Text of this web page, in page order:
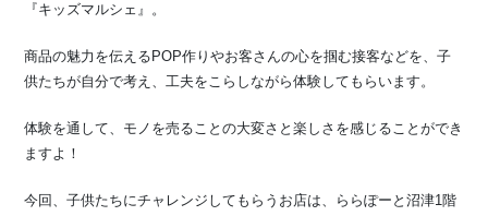
『キッズマルシェ』。
商品の魅力を伝えるPOP作りやお客さんの心を掴む接客などを、⁡子
供たちが自分で考え、工夫をこらしながら体験してもらいます。
体験を通して、モノを売ることの大変さと楽しさを感じることができ
ますよ！
今回、子供たちにチャレンジしてもらうお店は、ららぽーと沼津1階